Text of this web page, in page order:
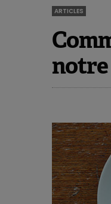
ARTICLES